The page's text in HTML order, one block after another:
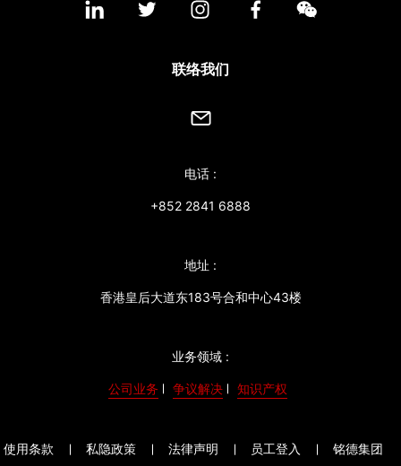
联络我们
电话 :
+852 2841 6888
地址 :
香港皇后大道东183号合和中心43楼
业务领域 :
公司业务 争议解决 知识产权
使用条款 私隐政策 法律声明 员工登入 铭德集团